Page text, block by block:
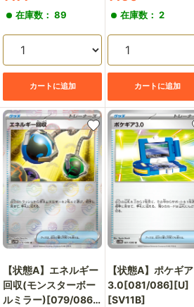
価
格
在庫数： 89
カートに追加
価
格
在庫数： 2
カートに追加
【状態A】エネルギー
回収(モンスターボー
ルミラー)[079/086]
【状態A】ポケギア
3.0[081/086][U]
[SV11B]